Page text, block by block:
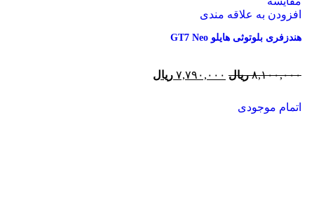
افزودن به علاقه مندی
هندزفری بلوتوثی هایلو GT7 Neo
۸,۱۰۰,۰۰۰ ریال ۷,۷۹۰,۰۰۰ ریال
اتمام موجودی